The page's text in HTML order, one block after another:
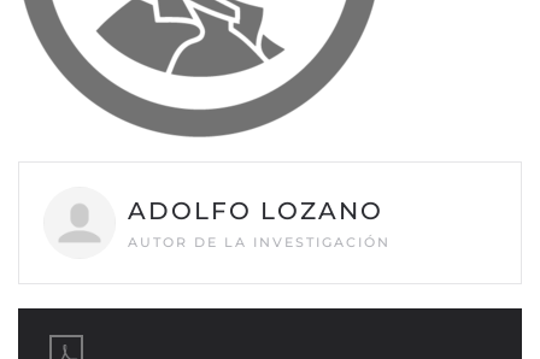
ADOLFO LOZANO
AUTOR DE LA INVESTIGACIÓN